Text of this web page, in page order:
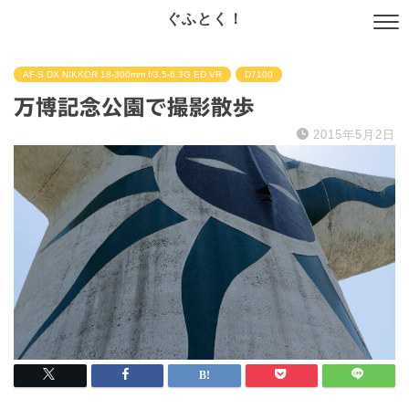
ぐふとく！
AF-S DX NIKKOR 18-300mm f/3.5-6.3G ED VR D7100
万博記念公園で撮影散歩
2015年5月2日